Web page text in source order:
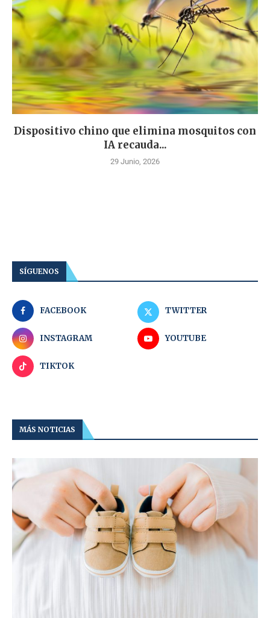
Dispositivo chino que elimina mosquitos con
IA recauda...
29 Junio, 2026
SÍGUENOS
FACEBOOK TWITTER
INSTAGRAM YOUTUBE
TIKTOK
MÁS NOTICIAS